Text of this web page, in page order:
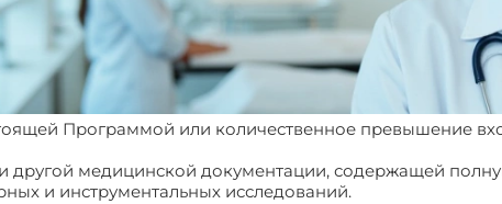
Программой или количественное превышение
другой медицинской документации, содержащей
и инструментальных исследований.